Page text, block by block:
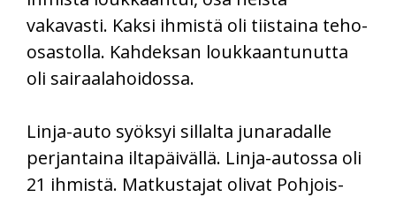
vakavasti. Kaksi ihmistä oli tiistaina teho-
osastolla. Kahdeksan loukkaantunutta
oli sairaalahoidossa.
Linja-auto syöksyi sillalta junaradalle
perjantaina iltapäivällä. Linja-autossa oli
21 ihmistä. Matkustajat olivat Pohjois-